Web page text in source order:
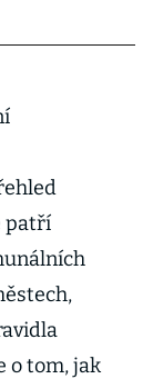
patří
o tom, jak